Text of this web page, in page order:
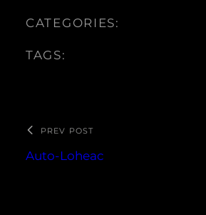
CATEGORIES:
TAGS:
PREV POST
Auto-Loheac